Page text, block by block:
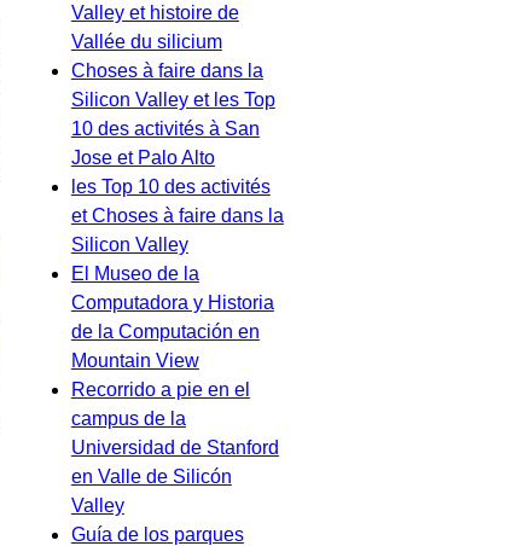
Valley et histoire de
Vallée du silicium
Choses à faire dans la
Silicon Valley et les Top
10 des activités à San
Jose et Palo Alto
les Top 10 des activités
et Choses à faire dans la
Silicon Valley
El Museo de la
Computadora y Historia
de la Computación en
Mountain View
Recorrido a pie en el
campus de la
Universidad de Stanford
en Valle de Silicón
Valley
Guía de los parques